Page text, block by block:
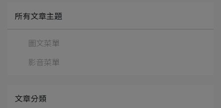
所有文章主題
圖文菜單
影音菜單
文章分類